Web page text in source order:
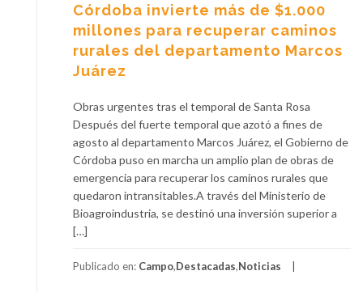
Córdoba invierte más de $1.000
millones para recuperar caminos
rurales del departamento Marcos
Juárez
Obras urgentes tras el temporal de Santa Rosa
Después del fuerte temporal que azotó a fines de
agosto al departamento Marcos Juárez, el Gobierno de
Córdoba puso en marcha un amplio plan de obras de
emergencia para recuperar los caminos rurales que
quedaron intransitables.A través del Ministerio de
Bioagroindustria, se destinó una inversión superior a
[…]
Publicado en: Campo,Destacadas,Noticias